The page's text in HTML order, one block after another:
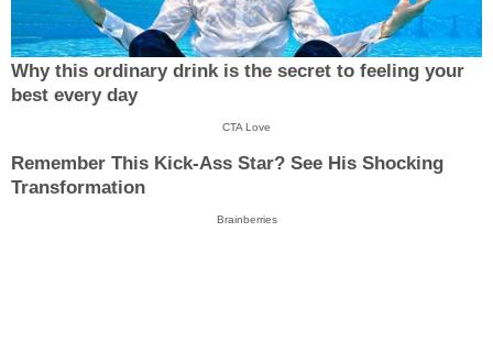
Why this ordinary drink is the secret to feeling your
best every day
CTA Love
Remember This Kick-Ass Star? See His Shocking
Transformation
Brainberries